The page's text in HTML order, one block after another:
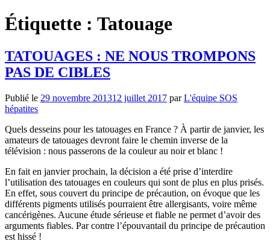
Étiquette : Tatouage
TATOUAGES : NE NOUS TROMPONS
PAS DE CIBLES
Publié le 29 novembre 201312 juillet 2017 parL'équipe SOS
hépatites
Quels desseins pour les tatouages en France ? À partir de janvier, les
amateurs de tatouages devront faire le chemin inverse de la
télévision : nous passerons de la couleur au noir et blanc !
En fait en janvier prochain, la décision a été prise d’interdire
l’utilisation des tatouages en couleurs qui sont de plus en plus prisés.
En effet, sous couvert du principe de précaution, on évoque que les
différents pigments utilisés pourraient être allergisants, voire même
cancérigènes. Aucune étude sérieuse et fiable ne permet d’avoir des
arguments fiables. Par contre l’épouvantail du principe de précaution
est hissé !